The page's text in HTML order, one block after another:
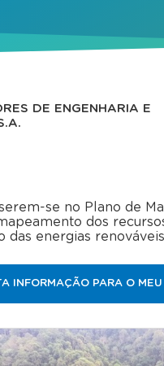
DE ENGENHARIA E
se no Plano de
dos
das energias
INFORMAÇÃO PARA O